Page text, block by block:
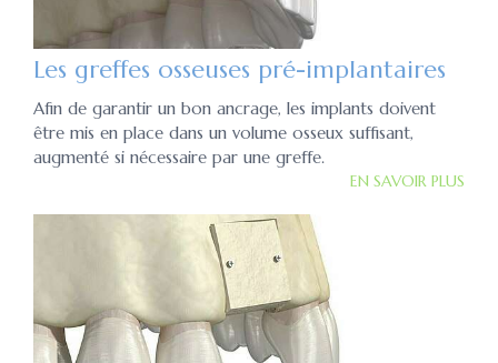
Les greffes osseuses pré-implantaires
Afin de garantir un bon ancrage, les implants doivent
être mis en place dans un volume osseux suffisant,
augmenté si nécessaire par une greffe.
EN SAVOIR PLUS